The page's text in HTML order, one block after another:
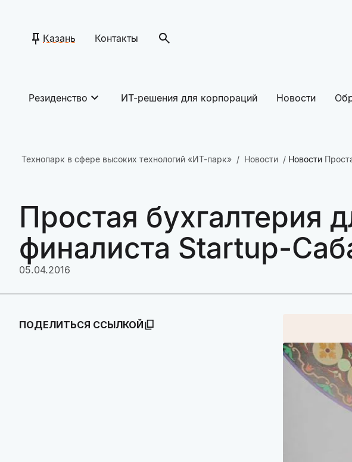
Казань Контакты
Резиденство ИТ-решения для корпораций Новости
Технопарк в сфере высоких технологий «ИТ-парк» Новости Новости
Простая бухгалтерия
финалиста Startup-
05.04.2016
ПОДЕЛИТЬСЯ ССЫЛКОЙ